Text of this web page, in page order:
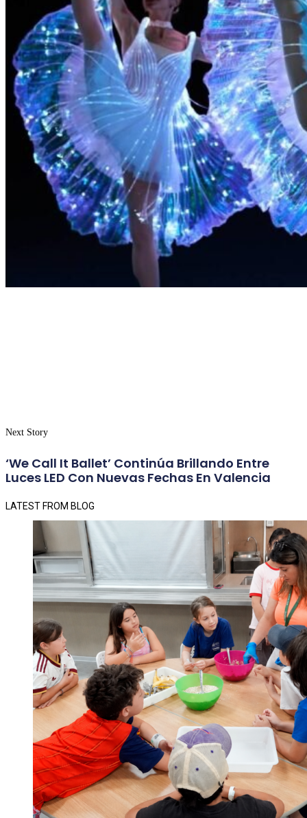
Next Story
‘We Call It Ballet’ Continúa Brillando Entre
Luces LED Con Nuevas Fechas En Valencia
LATEST FROM BLOG